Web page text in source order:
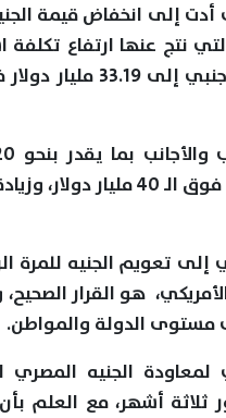
أدت إلى انخفاض قيمة
نتج عنها ارتفاع تكلفة
الأساسية والوقود، وانخفاض احتياط
وزيادة الفرق بين الصادرات المصرية والواردات
تعويم الجنيه للمرة
هو القرار الصحيح،
مستوى الدولة والمواطن.
الجنيه المصري
ثلاثة أشهر، مع العلم